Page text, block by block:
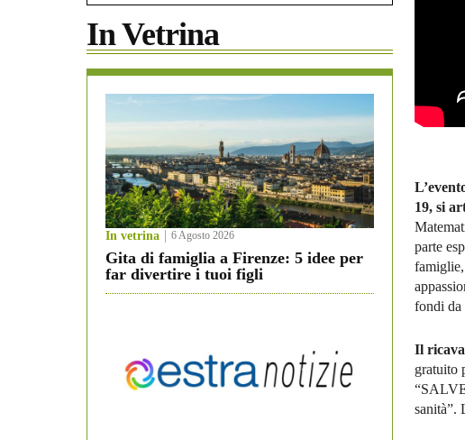
In Vetrina
In vetrina 6 Agosto 2026
Gita di famiglia a Firenze: 5 idee per
far divertire i tuoi figli
19, si
parte
fondi da
Il
gratuito
sanità”.